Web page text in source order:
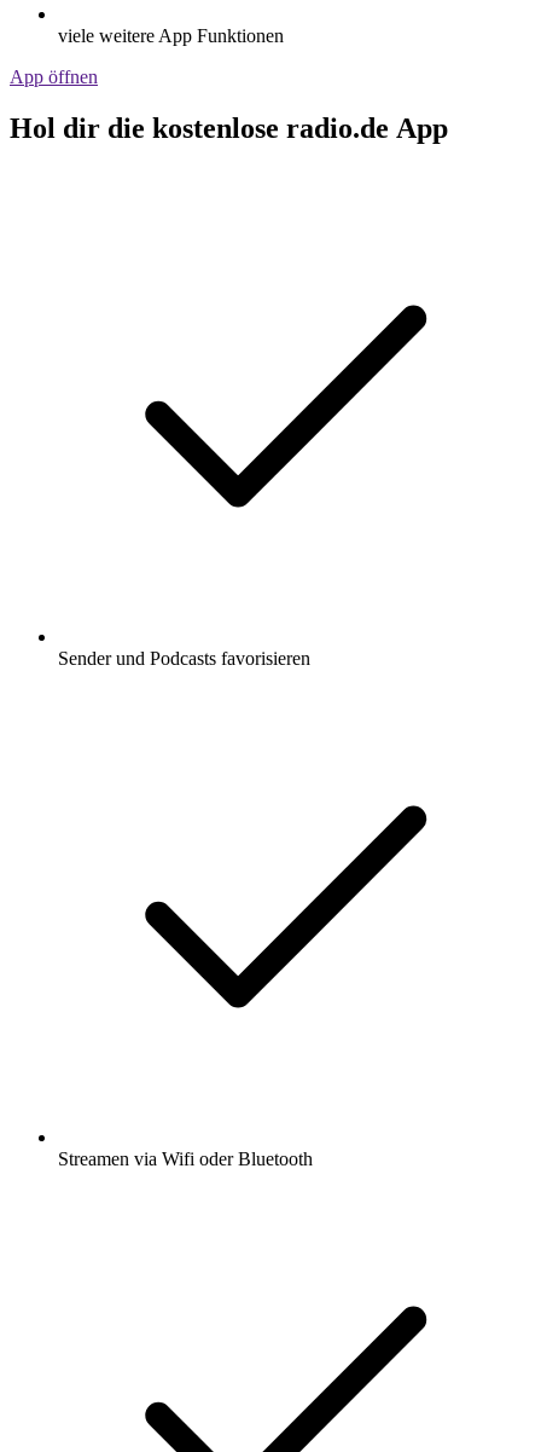
viele weitere App Funktionen
App öffnen
Hol dir die kostenlose radio.de App
Sender und Podcasts favorisieren
Streamen via Wifi oder Bluetooth